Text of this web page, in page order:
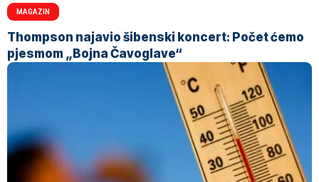
MAGAZIN
Thompson najavio šibenski koncert: Počet ćemo
pjesmom „Bojna Čavoglave“